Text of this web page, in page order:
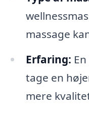
massage
Erfaring:
tage en
mere